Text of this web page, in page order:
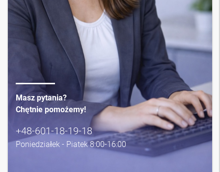
Masz pytania?
Chętnie pomożemy!
+48-601-18-19-18
Poniedziałek - Piatek 8:00-16:00